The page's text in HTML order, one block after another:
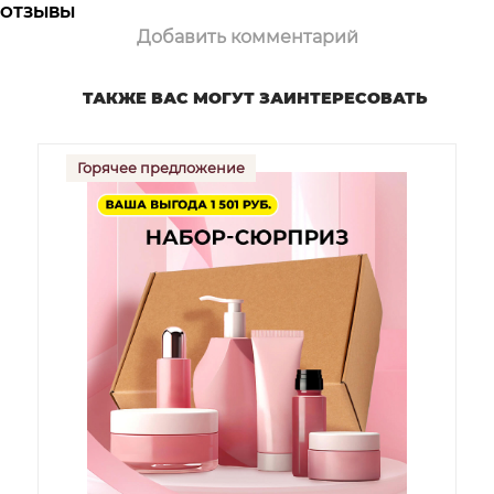
ОТЗЫВЫ
Добавить комментарий
TАКЖЕ ВАС МОГУТ ЗАИНТЕРЕСОВАТЬ
Горячее предложение